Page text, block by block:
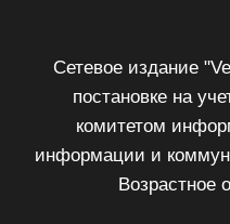
Сетевое издание
постановке на
комитетом
информации и
Возрастное